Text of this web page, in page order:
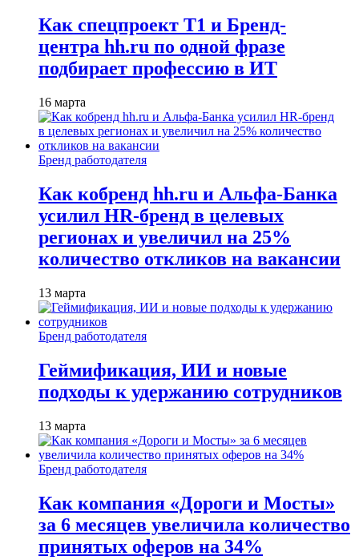
Как спецпроект T1 и Бренд-
центра hh.ru по одной фразе
подбирает профессию в ИТ
16 марта
Бренд работодателя
Как кобренд hh.ru и Альфа-Банка
усилил HR-бренд в целевых
регионах и увеличил на 25%
количество откликов на вакансии
13 марта
Бренд работодателя
Геймификация, ИИ и новые
подходы к удержанию сотрудников
13 марта
Бренд работодателя
Как компания «Дороги и Мосты»
за 6 месяцев увеличила количество
принятых оферов на 34%